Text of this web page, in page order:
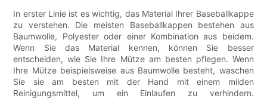
In erster Linie ist es wichtig, das Material Ihrer Baseballkappe
zu verstehen. Die meisten Baseballkappen bestehen aus
Baumwolle, Polyester oder einer Kombination aus beidem.
Wenn Sie das Material kennen, können Sie besser
entscheiden, wie Sie Ihre Mütze am besten pflegen. Wenn
Ihre Mütze beispielsweise aus Baumwolle besteht, waschen
Sie sie am besten mit der Hand mit einem milden
Reinigungsmittel, um ein Einlaufen zu verhindern.